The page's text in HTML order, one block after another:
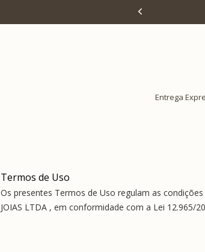
Entrega
Termos de Uso
Os presentes Termos de Uso regulam as
JOIAS LTDA , em conformidade com a Lei 12.965/